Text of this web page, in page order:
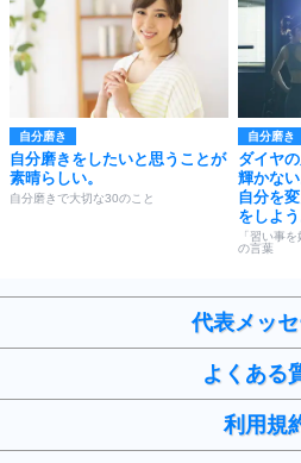
自分磨き
自分磨きをしたいと思うことが
素晴らしい。
自分磨きで大切な30のこと
自分磨き
ダイヤ
輝かない
自分を
をしよう
「習い事
の言葉
代表メッ
よくある
利用規